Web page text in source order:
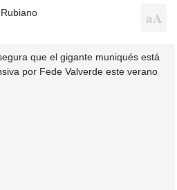
que el gigante muniqués está
por Fede Valverde este verano